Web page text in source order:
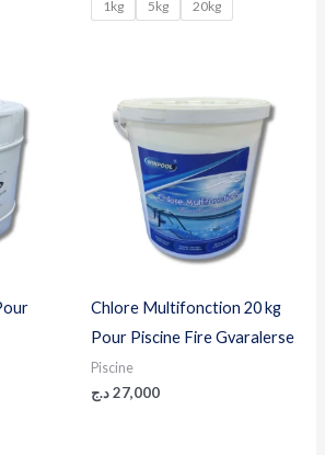
1kg 5kg 20kg
Chlore Multifonction 20 kg
Pour Piscine Fire Gvaralerse
Piscine
27,000د.ج